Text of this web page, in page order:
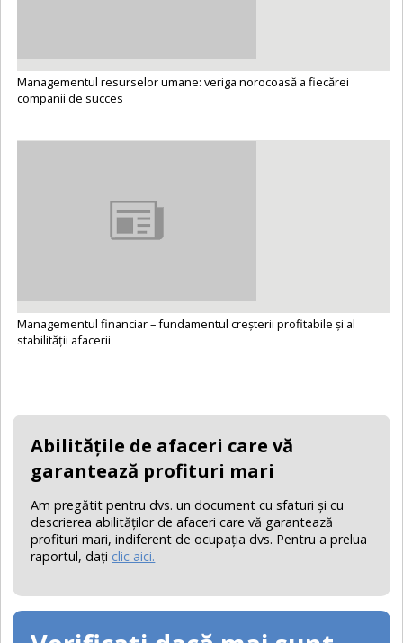
Managementul resurselor umane: veriga norocoasă a fiecărei
companii de succes
Managementul financiar – fundamentul creșterii profitabile și al
stabilității afacerii
Abilităţile de afaceri care vă
garantează profituri mari
Am pregătit pentru dvs. un document cu sfaturi şi cu
descrierea abilităţilor de afaceri care vă garantează
profituri mari, indiferent de ocupaţia dvs. Pentru a prelua
raportul, daţi clic aici.